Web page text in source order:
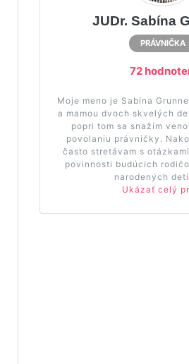
JUDr. Sabína
PRÁVNIČKA
72
Moje meno je Sabína
a mamou dvoch skvelých
popri tom sa snažím
povolaniu právničky.
často stretávam s
povinnosti budúcich
narodených
Ukázať celý